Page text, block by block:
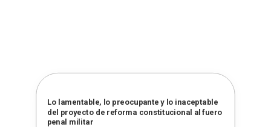
Lo lamentable, lo preocupante y lo inaceptable
del proyecto de reforma constitucional al fuero
penal militar